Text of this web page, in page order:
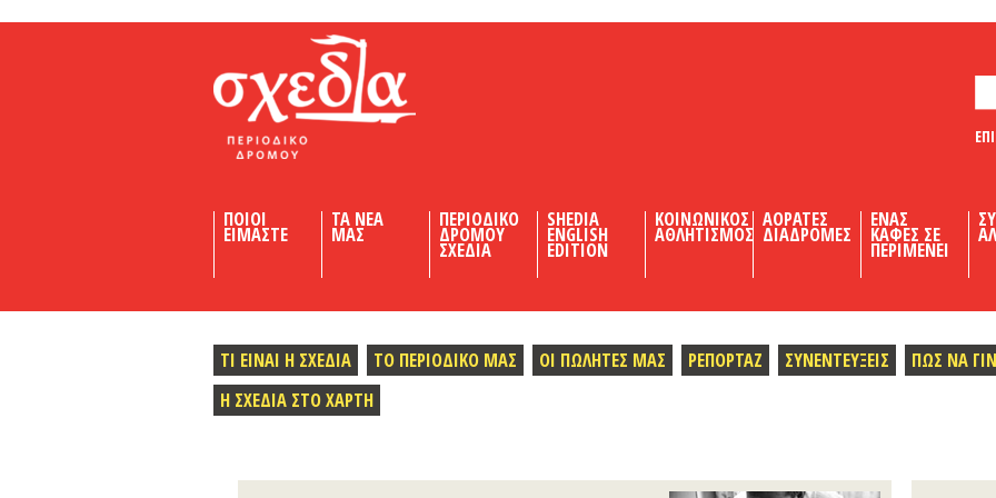
ΠΟΙΟΙ
ΕΙΜΑΣΤΕ
ΤΑ ΝΕΑ
ΜΑΣ
ΠΕΡΙΟΔΙΚΟ
ΔΡΟΜΟΥ
ΣΧΕΔΙΑ
SHEDIA
ENGLISH
EDITION
ΚΟΙΝΩΝΙΚΟΣ
ΑΘΛΗΤΙΣΜΟΣ
ΑΟΡΑΤΕΣ
ΔΙΑΔΡΟΜΕΣ
ΕΝΑΣ
ΚΑΦΕΣ ΣΕ
ΠΕΡΙΜΕΝΕΙ
ΤΙ ΕΙΝΑΙ Η ΣΧΕΔΙΑ ΤΟ ΠΕΡΙΟΔΙΚΟ ΜΑΣ ΟΙ ΠΩΛΗΤΕΣ ΜΑΣ ΡΕΠΟΡΤΑΖ ΣΥΝΕΝΤΕΥΞΕΙΣ
ΠΩΣ ΝΑ
Η ΣΧΕΔΙΑ ΣΤΟ ΧΑΡΤΗ